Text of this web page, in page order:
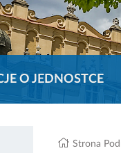
O JEDNOSTCE
Strona